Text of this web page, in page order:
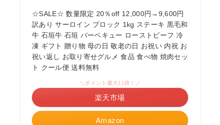
☆SALE☆ 数量限定 20％off 12,000円→9,600円
訳あり サーロイン ブロック 1kg ステーキ 黒毛和
牛 石垣牛 石垣 バーベキュー ローストビーフ 冷
凍 ギフト 贈り物 母の日 敬老の日 お祝い 内祝 お
祝い返し お取り寄せグルメ 食品 食べ物 焼肉セッ
ト クール便 送料無料
Amazon
＼ポイント最大11倍！／
楽天市場